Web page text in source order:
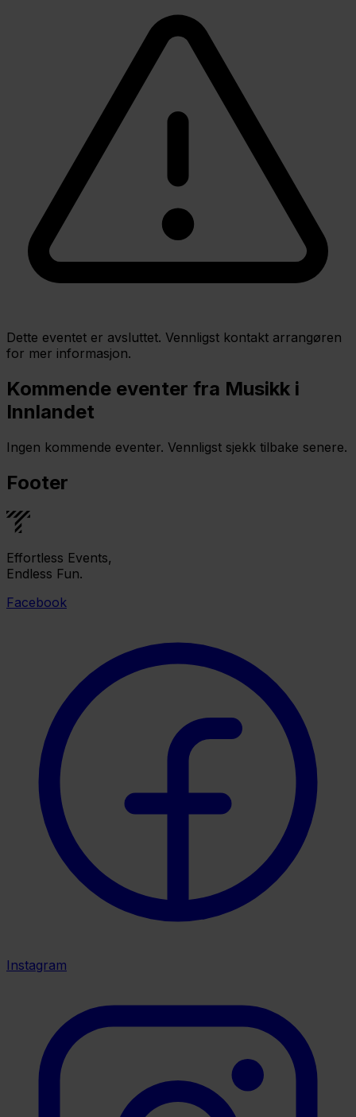
Dette eventet er avsluttet. Vennligst kontakt arrangøren
for mer informasjon.
Kommende eventer fra Musikk i
Innlandet
Ingen kommende eventer. Vennligst sjekk tilbake senere.
Footer
Effortless Events,
Endless Fun.
Facebook
Instagram